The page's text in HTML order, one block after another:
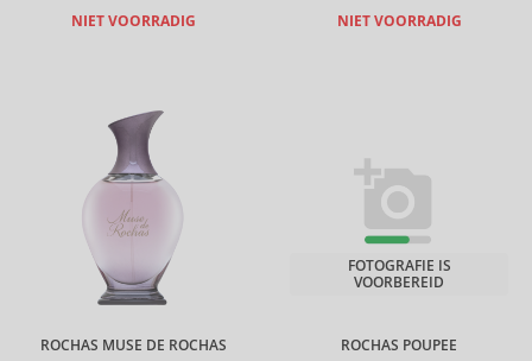
NIET VOORRADIG NIET VOORRADIG
ROCHAS MUSE DE ROCHAS ROCHAS POUPEE
FOTOGRAFIE IS
VOORBEREID